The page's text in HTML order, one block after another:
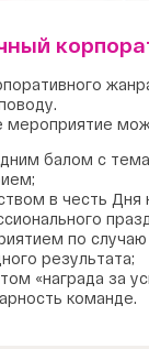
мероприятие
балом с
в честь Дня
по
результата;
«награда за
команде.